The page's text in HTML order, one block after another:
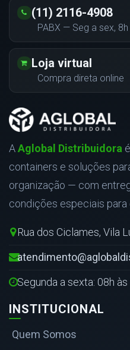
(11) 2116-4908
PABX — Seg a sex,
Loja virtual
Compra direta online
AAglobal Distribuidora
containers e soluções
organização — com
condições especiais para
Rua dos Ciclames, Vila
Segunda a sexta: 08h
INSTITUCIONAL
Quem Somos